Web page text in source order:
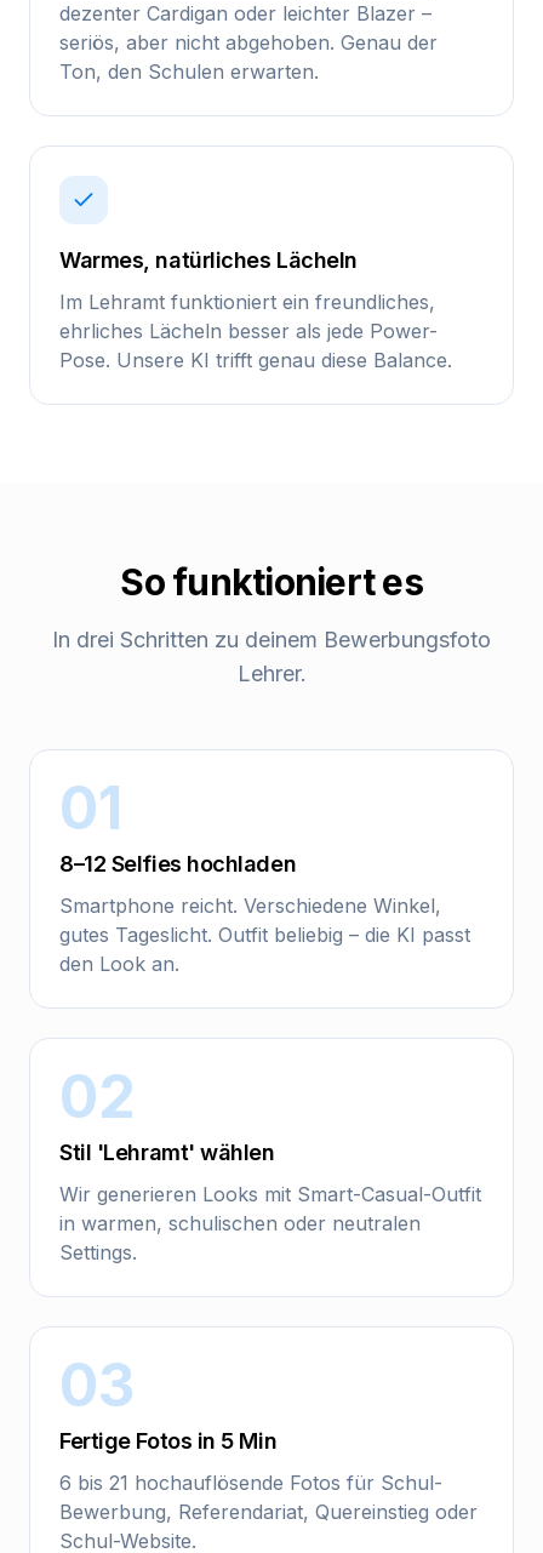
dezenter Cardigan oder leichter Blazer –
seriös, aber nicht abgehoben. Genau der
Ton, den Schulen erwarten.
Warmes, natürliches Lächeln
Im Lehramt funktioniert ein freundliches,
ehrliches Lächeln besser als jede Power-
Pose. Unsere KI trifft genau diese Balance.
So funktioniert es
In drei Schritten zu deinem Bewerbungsfoto
Lehrer.
01
8–12 Selfies hochladen
Smartphone reicht. Verschiedene Winkel,
gutes Tageslicht. Outfit beliebig – die KI passt
den Look an.
02
Stil 'Lehramt' wählen
Wir generieren Looks mit Smart-Casual-Outfit
in warmen, schulischen oder neutralen
Settings.
03
Fertige Fotos in 5 Min
6 bis 21 hochauflösende Fotos für Schul-
Bewerbung, Referendariat, Quereinstieg oder
Schul-Website.